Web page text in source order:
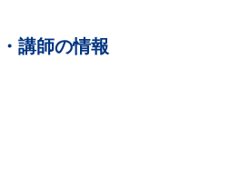
講師の情報